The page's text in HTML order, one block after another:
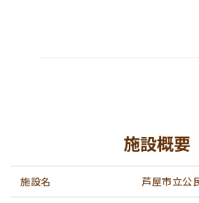
施設概要
施設名 芦屋市立公